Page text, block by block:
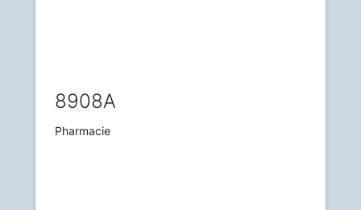
8908A
Pharmacie